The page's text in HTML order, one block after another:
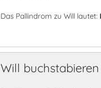
Das Pallindrom zu Will lautet:
Will buchstabieren